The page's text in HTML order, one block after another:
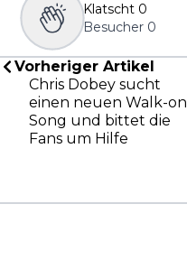
Klatscht 0
Besucher 0
Vorheriger Artikel
Chris Dobey sucht
einen neuen Walk-on
Song und bittet die
Fans um Hilfe